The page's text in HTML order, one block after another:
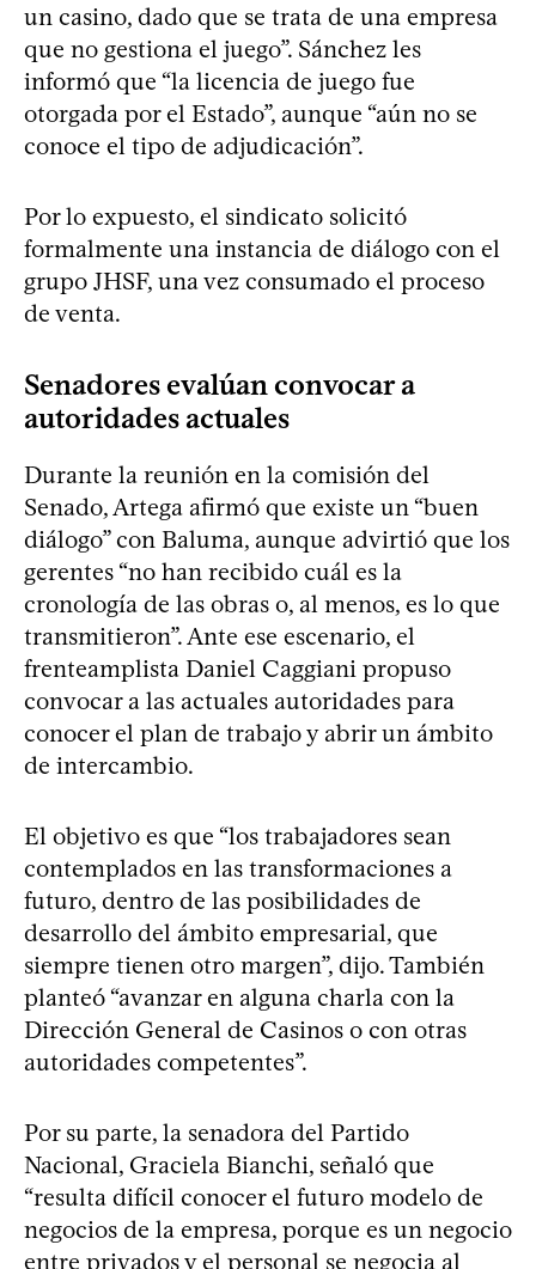
un casino, dado que se trata de una empresa
que no gestiona el juego”. Sánchez les
informó que “la licencia de juego fue
otorgada por el Estado”, aunque “aún no se
conoce el tipo de adjudicación”.
Por lo expuesto, el sindicato solicitó
formalmente una instancia de diálogo con el
grupo JHSF, una vez consumado el proceso
de venta.
Senadores evalúan convocar a
autoridades actuales
Durante la reunión en la comisión del
Senado, Artega afirmó que existe un “buen
diálogo” con Baluma, aunque advirtió que los
gerentes “no han recibido cuál es la
cronología de las obras o, al menos, es lo que
transmitieron”. Ante ese escenario, el
frenteamplista Daniel Caggiani propuso
convocar a las actuales autoridades para
conocer el plan de trabajo y abrir un ámbito
de intercambio.
El objetivo es que “los trabajadores sean
contemplados en las transformaciones a
futuro, dentro de las posibilidades de
desarrollo del ámbito empresarial, que
siempre tienen otro margen”, dijo. También
planteó “avanzar en alguna charla con la
Dirección General de Casinos o con otras
autoridades competentes”.
Por su parte, la senadora del Partido
Nacional, Graciela Bianchi, señaló que
“resulta difícil conocer el futuro modelo de
negocios de la empresa, porque es un negocio
entre privados y el personal se negocia al